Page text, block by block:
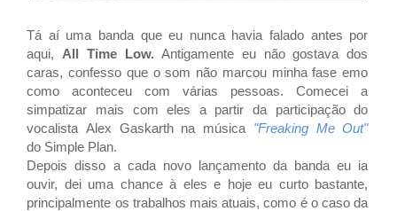
Tá aí uma banda que eu nunca havia falado antes por
aqui, All Time Low. Antigamente eu não gostava dos
caras, confesso que o som não marcou minha fase emo
como aconteceu com várias pessoas. Comecei a
simpatizar mais com eles a partir da participação do
vocalistaAlex Gaskarth na música "Freaking Me Out"
do Simple Plan.
Depois disso a cada novo lançamento da banda eu ia
ouvir, dei uma chance à eles e hoje eu curto bastante,
principalmente os trabalhos mais atuais, como é o caso da